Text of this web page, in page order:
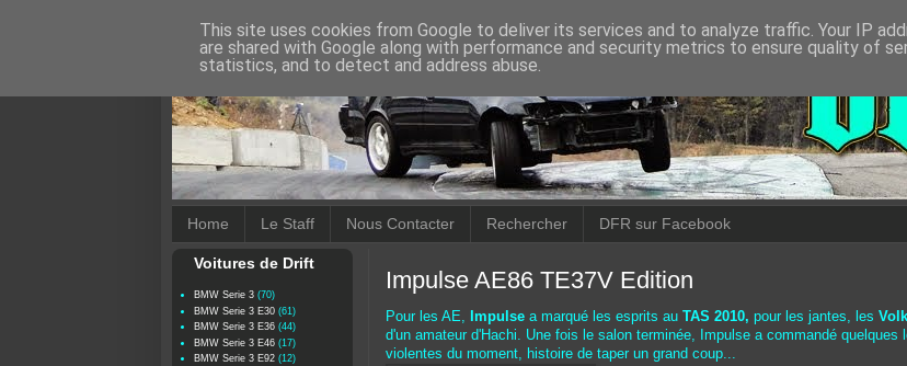
Home Le Staff Nous Contacter Rechercher DFR sur Facebook
Impulse AE86 TE37V Edition
Pour les AE, Impulse a marqué les esprits au TAS 2010, pour les jantes, les
d'un amateur d'Hachi. Une fois le salon terminée, Impulse a commandé quelques
violentes du moment, histoire de taper un grand coup...
Voitures de Drift
BMW Serie 3 (70)
BMW Serie 3 E30 (61)
BMW Serie 3 E36 (44)
BMW Serie 3 E46 (17)
BMW Serie 3 E92 (12)
This site uses cookies from Google to deliver its services and to analyze traffic. Your IP
are shared with Google along with performance and security metrics to ensure quality of
statistics, and to detect and address abuse.